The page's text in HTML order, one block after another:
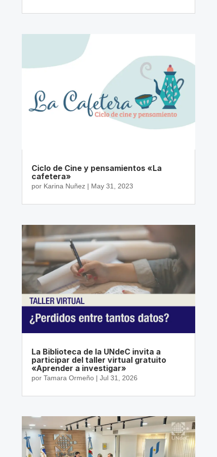
Ciclo de Cine y pensamientos «La
cafetera»
por Karina Nuñez| May 31, 2023
La Biblioteca de la UNdeC invita a
participar del taller virtual gratuito
«Aprender a investigar»
por Tamara Ormeño| Jul 31, 2026